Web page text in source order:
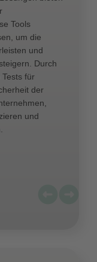
Tools
um die
und
Durch
für
der
und